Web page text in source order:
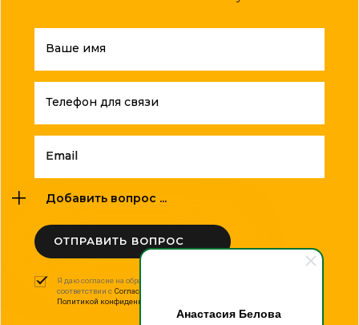
Анастасия Белова
Ваше имя
Телефон для связи
Email
Добавить вопрос ...
ОТПРАВИТЬ ВОПРОС
Я даю согласие на обработку моих персональных данных в
соответствии с Согласием на обработку персональных данных
Политикой конфиденциальности